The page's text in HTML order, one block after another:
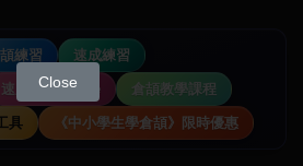
練習
速成練習
速成輸入法教學
倉頡教學課程
具 《中小學生學倉頡》限時優惠
Close